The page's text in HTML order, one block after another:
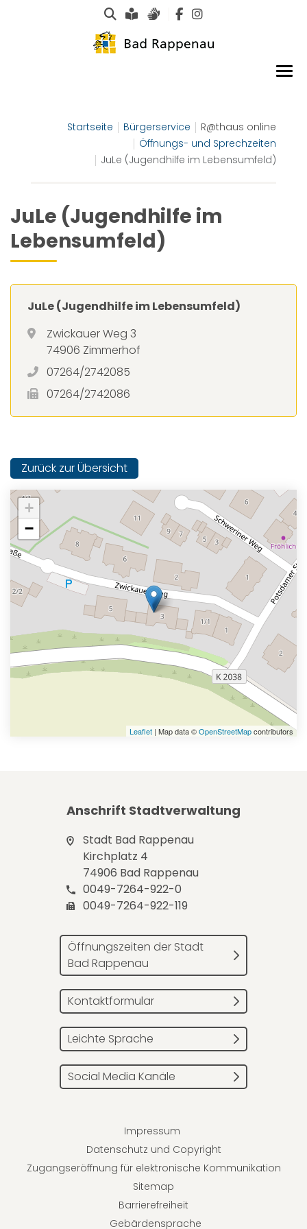
Suche
Leichte Sprache
Gebärdensprachen
Startseite Bürgerservice
R@thaus online
Öffnungs- und Sprechzeiten
JuLe (Jugendhilfe im Lebensumfeld)
JuLe (Jugendhilfe im
Lebensumfeld)
JuLe (Jugendhilfe im Lebensumfeld)
Zwickauer Weg 3
74906 Zimmerhof
07264/2742085
07264/2742086
Zurück zur Übersicht
+
−
Leaflet | Map data ©OpenStreetMapcontributors
Anschrift Stadtverwaltung
Stadt Bad Rappenau
Kirchplatz 4
74906 Bad Rappenau
0049-7264-922-0
0049-7264-922-119
Öffnungszeiten der Stadt
Bad Rappenau
Kontaktformular
Leichte Sprache
Social Media Kanäle
Impressum
Datenschutz und Copyright
Zugangseröffnung für elektronische Kommunikation
Sitemap
Barrierefreiheit
Gebärdensprache